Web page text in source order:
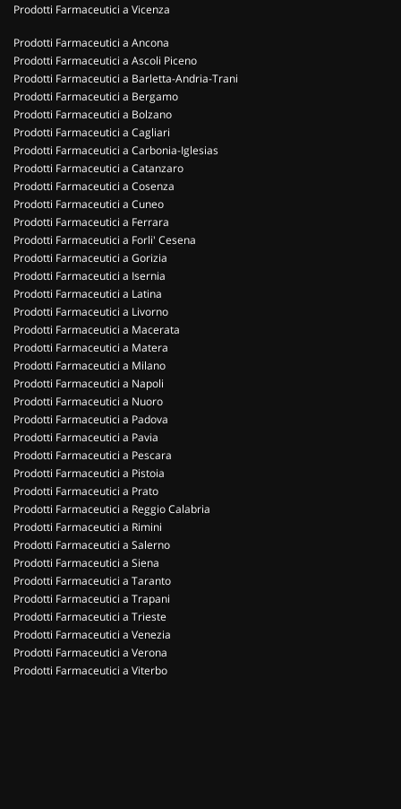
Prodotti Farmaceutici a Vicenza
Prodotti Farmaceutici a Ancona
Prodotti Farmaceutici a Ascoli Piceno
Prodotti Farmaceutici a Barletta-Andria-Trani
Prodotti Farmaceutici a Bergamo
Prodotti Farmaceutici a Bolzano
Prodotti Farmaceutici a Cagliari
Prodotti Farmaceutici a Carbonia-Iglesias
Prodotti Farmaceutici a Catanzaro
Prodotti Farmaceutici a Cosenza
Prodotti Farmaceutici a Cuneo
Prodotti Farmaceutici a Ferrara
Prodotti Farmaceutici a Forli' Cesena
Prodotti Farmaceutici a Gorizia
Prodotti Farmaceutici a Isernia
Prodotti Farmaceutici a Latina
Prodotti Farmaceutici a Livorno
Prodotti Farmaceutici a Macerata
Prodotti Farmaceutici a Matera
Prodotti Farmaceutici a Milano
Prodotti Farmaceutici a Napoli
Prodotti Farmaceutici a Nuoro
Prodotti Farmaceutici a Padova
Prodotti Farmaceutici a Pavia
Prodotti Farmaceutici a Pescara
Prodotti Farmaceutici a Pistoia
Prodotti Farmaceutici a Prato
Prodotti Farmaceutici a Reggio Calabria
Prodotti Farmaceutici a Rimini
Prodotti Farmaceutici a Salerno
Prodotti Farmaceutici a Siena
Prodotti Farmaceutici a Taranto
Prodotti Farmaceutici a Trapani
Prodotti Farmaceutici a Trieste
Prodotti Farmaceutici a Venezia
Prodotti Farmaceutici a Verona
Prodotti Farmaceutici a Viterbo